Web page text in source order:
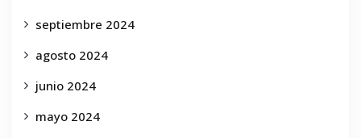
septiembre 2024
agosto 2024
junio 2024
mayo 2024